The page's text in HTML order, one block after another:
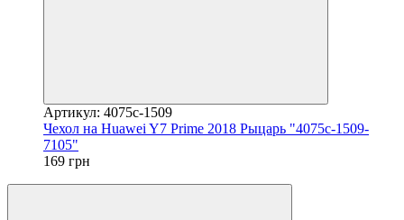
Артикул: 4075c-1509
Чехол на Huawei Y7 Prime 2018 Рыцарь "4075c-1509-
7105"
169 грн